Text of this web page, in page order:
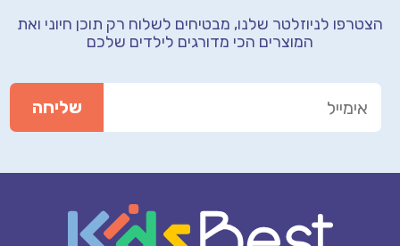
הצטרפו לניוזלטר שלנו, מבטיחים לשלוח רק תוכן חיוני ואת
המוצרים הכי מדורגים לילדים שלכם